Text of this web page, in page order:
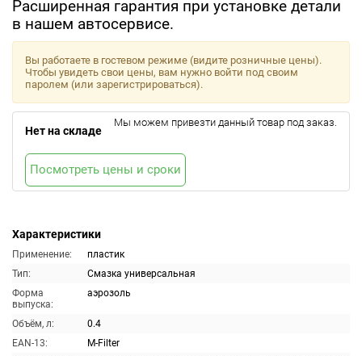
Расширенная гарантия при установке детали
в нашем автосервисе.
Характеристики
Применение:
пластик
Тип:
Смазка универсальная
Форма
выпуска:
аэрозоль
Объём, л:
0.4
EAN-13:
M-Filter
Вы работаете в гостевом режиме (видите розничные цены).
Чтобы увидеть свои цены, вам нужно войти под своим
паролем (или зарегистрироваться).
Нет на складе
Мы можем привезти данный товар под заказ.
Посмотреть цены и сроки